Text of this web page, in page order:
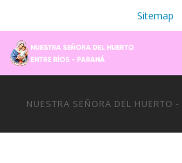
Sitemap
NUESTRA SEÑORA DEL HUERTO